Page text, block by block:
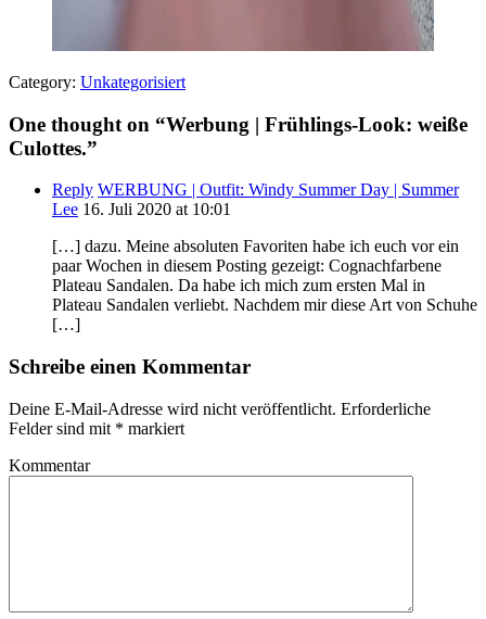
Category: Unkategorisiert
One thought on “Werbung | Frühlings-Look: weiße
Culottes.”
Reply WERBUNG | Outfit: Windy Summer Day | Summer
Lee 16. Juli 2020 at 10:01
[…] dazu. Meine absoluten Favoriten habe ich euch vor ein
paar Wochen in diesem Posting gezeigt: Cognachfarbene
Plateau Sandalen. Da habe ich mich zum ersten Mal in
Plateau Sandalen verliebt. Nachdem mir diese Art von Schuhe
[…]
Schreibe einen Kommentar
Deine E-Mail-Adresse wird nicht veröffentlicht. Erforderliche
Felder sind mit * markiert
Kommentar